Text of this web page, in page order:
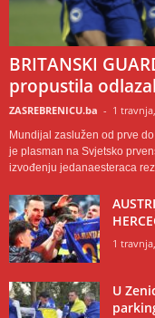
BRITANSKI
propustila
ZASREBRENICU.ba - 1
Mundijal zaslužen od prve
je plasman na Svjetsko
izvođenju jedanaesteraca
1
U